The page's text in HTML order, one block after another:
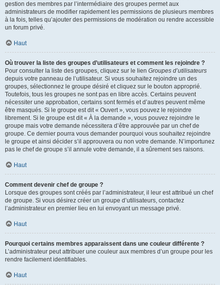
gestion des membres par l’intermédiaire des groupes permet aux
administrateurs de modifier rapidement les permissions de plusieurs membres
à la fois, telles qu’ajouter des permissions de modération ou rendre accessible
un forum privé.
Haut
Où trouver la liste des groupes d’utilisateurs et comment les rejoindre ?
Pour consulter la liste des groupes, cliquez sur le lien Groupes d’utilisateurs
depuis votre panneau de l’utilisateur. Si vous souhaitez rejoindre un des
groupes, sélectionnez le groupe désiré et cliquez sur le bouton approprié.
Toutefois, tous les groupes ne sont pas en libre accès. Certains peuvent
nécessiter une approbation, certains sont fermés et d’autres peuvent même
être masqués. Si le groupe est dit « Ouvert », vous pouvez le rejoindre
librement. Si le groupe est dit « À la demande », vous pouvez rejoindre le
groupe mais votre demande nécessitera d’être approuvée par un chef de
groupe. Ce dernier pourra vous demander pourquoi vous souhaitez rejoindre
le groupe et ainsi décider s’il approuvera ou non votre demande. N’importunez
pas le chef de groupe s’il annule votre demande, il a sûrement ses raisons.
Haut
Comment devenir chef de groupe ?
Lorsque des groupes sont créés par l’administrateur, il leur est attribué un chef
de groupe. Si vous désirez créer un groupe d’utilisateurs, contactez
l’administrateur en premier lieu en lui envoyant un message privé.
Haut
Pourquoi certains membres apparaissent dans une couleur différente ?
L’administrateur peut attribuer une couleur aux membres d’un groupe pour les
rendre facilement identifiables.
Haut